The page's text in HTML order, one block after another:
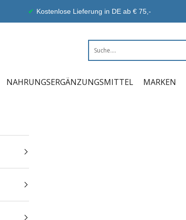
Kostenlose Lieferung in DE ab € 75,-
NAHRUNGSERGÄNZUNGSMITTEL MARKEN